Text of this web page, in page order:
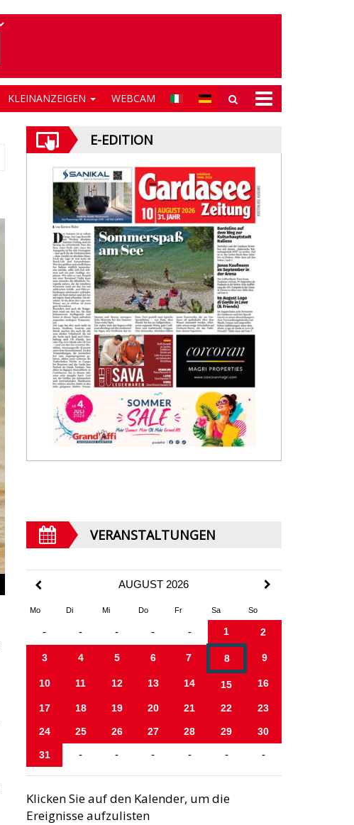
KLEINANZEIGEN WEBCAM
E-EDITION
VERANSTALTUNGEN
AUGUST 2026
Mo Di Mi Do Fr Sa So
- - - - - 1 2
3 4 5 6 7 8 9
10 11 12 13 14 15 16
17 18 19 20 21 22 23
24 25 26 27 28 29 30
31 - - - - - -
Klicken Sie auf den Kalender, um die
Ereignisse aufzulisten